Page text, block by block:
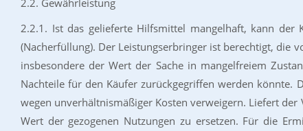
2.2.1. Ist das gelieferte Hilfsmittel mangelhaft, kann der
(Nacherfüllung). Der Leistungserbringer ist berechtigt, die
insbesondere der Wert der Sache in mangelfreiem
Nachteile für den Käufer zurückgegriffen werden könnte.
wegen unverhältnismäßiger Kosten verweigern. Liefert
Wert der gezogenen Nutzungen zu ersetzen. Für die